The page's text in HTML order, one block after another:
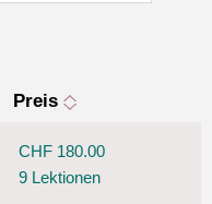
Preis
CHF 180.00
9 Lektionen